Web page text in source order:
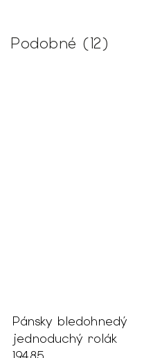
Podobné (12)
Pánsky bledohnedý
jednoduchý rolák